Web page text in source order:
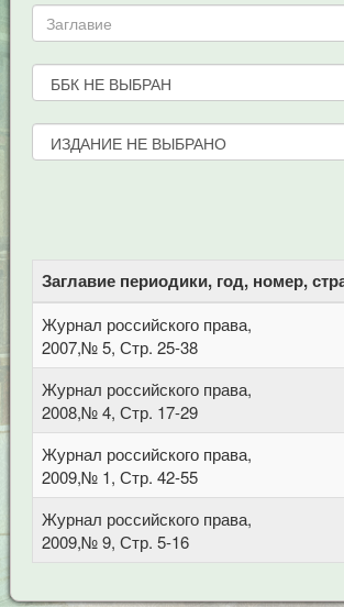
Заглавие периодики, год, номер,
Журнал российского права,
2007,№ 5, Стр. 25-38
Журнал российского права,
2008,№ 4, Стр. 17-29
Журнал российского права,
2009,№ 1, Стр. 42-55
Журнал российского права,
2009,№ 9, Стр. 5-16